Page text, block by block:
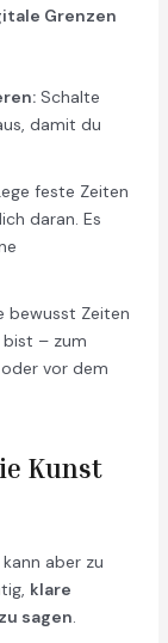
Grenzen
Schalte
damit du
feste Zeiten
daran. Es
bewusst Zeiten
– zum
vor dem
Kunst
aber zu
klare
sagen